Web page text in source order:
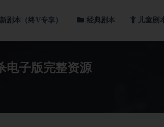
剧本（终V专享） 经典剧本 儿童剧
电子版完整资源